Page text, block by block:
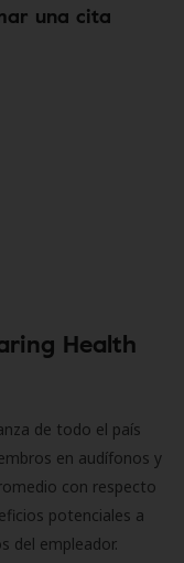
una cita
Health
de todo el país
en audífonos y
con respecto
potenciales a
del empleador.